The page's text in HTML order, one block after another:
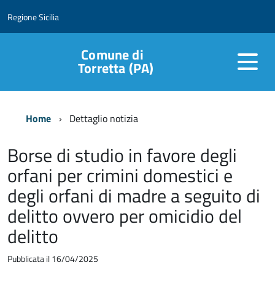
Regione Sicilia
Comune di
Torretta (PA)
Home Dettaglio notizia
Borse di studio in favore degli
orfani per crimini domestici e
degli orfani di madre a seguito di
delitto ovvero per omicidio del
delitto
Pubblicata il 16/04/2025